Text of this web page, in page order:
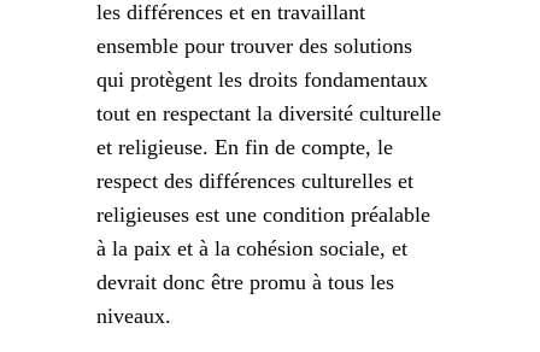
les différences et en travaillant
ensemble pour trouver des solutions
qui protègent les droits fondamentaux
tout en respectant la diversité culturelle
et religieuse. En fin de compte, le
respect des différences culturelles et
religieuses est une condition préalable
à la paix et à la cohésion sociale, et
devrait donc être promu à tous les
niveaux.